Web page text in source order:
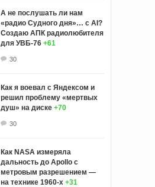
А не послушать ли нам
«радио Судного дня»… с AI?
Создаю АПК радиолюбителя
для УВБ-76 +61
30
Как я воевал с Яндексом и
решил проблему «мертвых
душ» на диске +70
30
Как NASA измеряла
дальность до Apollo с
метровым разрешением —
на технике 1960-х +31